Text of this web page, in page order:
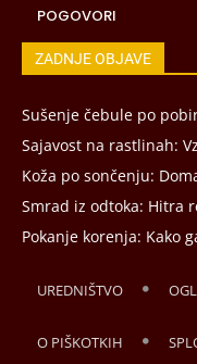
POGOVORI
ZADNJE OBJAVE
Sušenje čebule po
Sajavost na rastlinah:
Koža po sončenju:
Smrad iz odtoka: Hitra
Pokanje korenja: Kako
UREDNIŠTVO
O PIŠKOTKIH